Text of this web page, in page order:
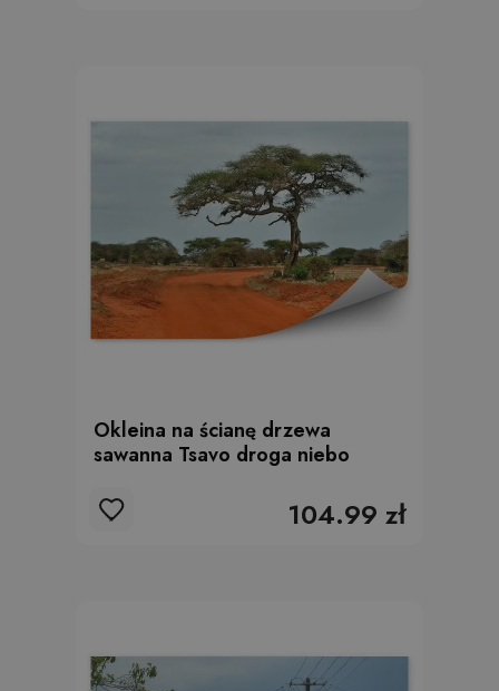
Okleina na ścianę drzewa
sawanna Tsavo droga niebo
104.99 zł